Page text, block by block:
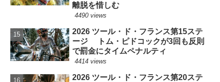
離脱を惜しむ
4490 views
2026 ツール・ド・フランス第15ステ
ージ トム・ピドコックが3回も反則
で罰金にタイムペナルティ
4414 views
2026 ツール・ド・フランス第20ステ